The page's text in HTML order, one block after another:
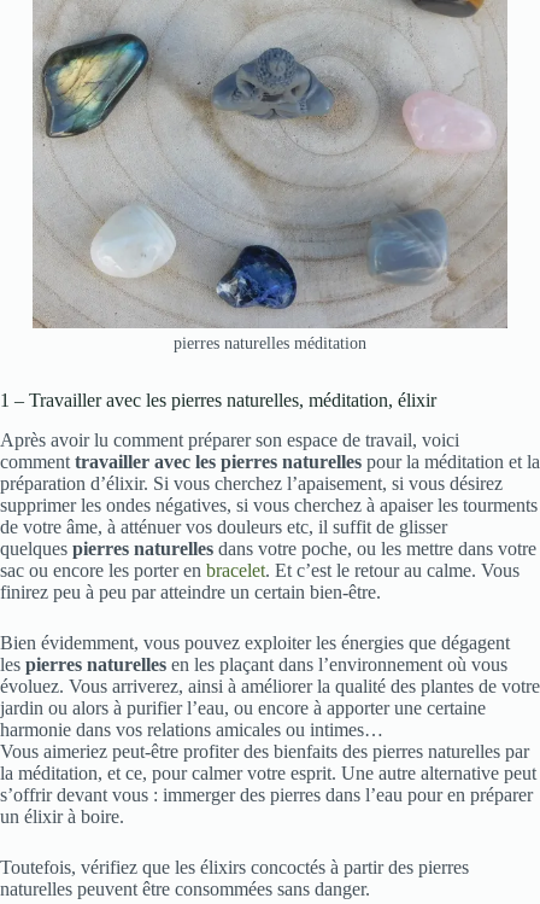
pierres naturelles méditation
1 – Travailler avec les pierres naturelles, méditation, élixir
Après avoir lu comment préparer son espace de travail, voici
comment travailler avec les pierres naturelles pour la méditation et la
préparation d’élixir. Si vous cherchez l’apaisement, si vous désirez
supprimer les ondes négatives, si vous cherchez à apaiser les tourments
de votre âme, à atténuer vos douleurs etc, il suffit de glisser
quelques pierres naturelles dans votre poche, ou les mettre dans votre
sac ou encore les porter en bracelet. Et c’est le retour au calme. Vous
finirez peu à peu par atteindre un certain bien-être.
Bien évidemment, vous pouvez exploiter les énergies que dégagent
les pierres naturelles en les plaçant dans l’environnement où vous
évoluez. Vous arriverez, ainsi à améliorer la qualité des plantes de votre
jardin ou alors à purifier l’eau, ou encore à apporter une certaine
harmonie dans vos relations amicales ou intimes…
Vous aimeriez peut-être profiter des bienfaits des pierres naturelles par
la méditation, et ce, pour calmer votre esprit. Une autre alternative peut
s’offrir devant vous : immerger des pierres dans l’eau pour en préparer
un élixir à boire.
Toutefois, vérifiez que les élixirs concoctés à partir des pierres
naturelles peuvent être consommées sans danger.